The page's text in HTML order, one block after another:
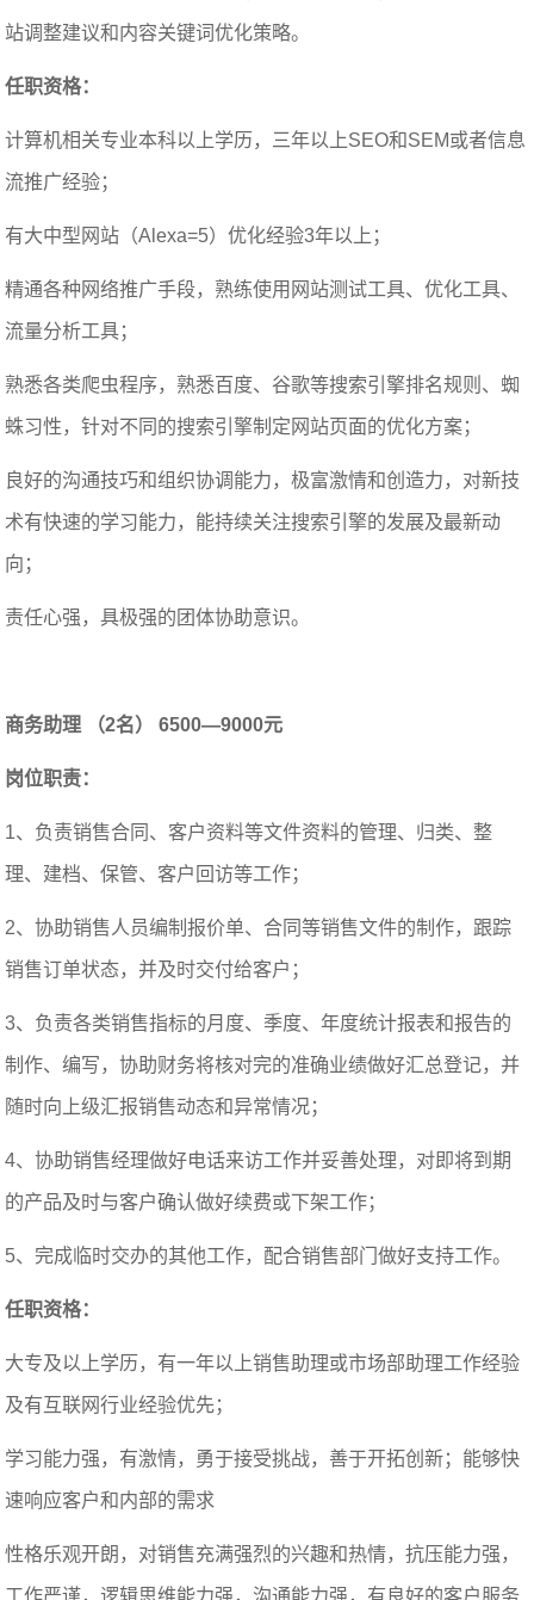
站调整建议和内容关键词优化策略。
任职资格：
计算机相关专业本科以上学历，三年以上SEO和SEM或者信息
流推广经验；
有大中型网站（Alexa=5）优化经验3年以上；
精通各种网络推广手段，熟练使用网站测试工具、优化工具、
流量分析工具；
熟悉各类爬虫程序，熟悉百度、谷歌等搜索引擎排名规则、蜘
蛛习性，针对不同的搜索引擎制定网站页面的优化方案；
良好的沟通技巧和组织协调能力，极富激情和创造力，对新技
术有快速的学习能力，能持续关注搜索引擎的发展及最新动
向；
责任心强，具极强的团体协助意识。
商务助理 （2名） 6500—9000元
岗位职责：
1、负责销售合同、客户资料等文件资料的管理、归类、整
理、建档、保管、客户回访等工作；
2、协助销售人员编制报价单、合同等销售文件的制作，跟踪
销售订单状态，并及时交付给客户；
3、负责各类销售指标的月度、季度、年度统计报表和报告的
制作、编写，协助财务将核对完的准确业绩做好汇总登记，并
随时向上级汇报销售动态和异常情况；
4、协助销售经理做好电话来访工作并妥善处理，对即将到期
的产品及时与客户确认做好续费或下架工作；
5、完成临时交办的其他工作，配合销售部门做好支持工作。
任职资格：
大专及以上学历，有一年以上销售助理或市场部助理工作经验
及有互联网行业经验优先；
学习能力强，有激情，勇于接受挑战，善于开拓创新；能够快
速响应客户和内部的需求
性格乐观开朗，对销售充满强烈的兴趣和热情，抗压能力强，
工作严谨，逻辑思维能力强，沟通能力强，有良好的客户服务